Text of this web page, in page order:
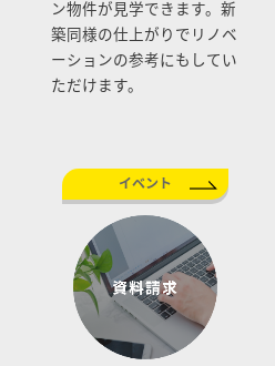
ン物件が見学できます。新
築同様の仕上がりでリノベ
ーションの参考にもしてい
ただけます。
イベント